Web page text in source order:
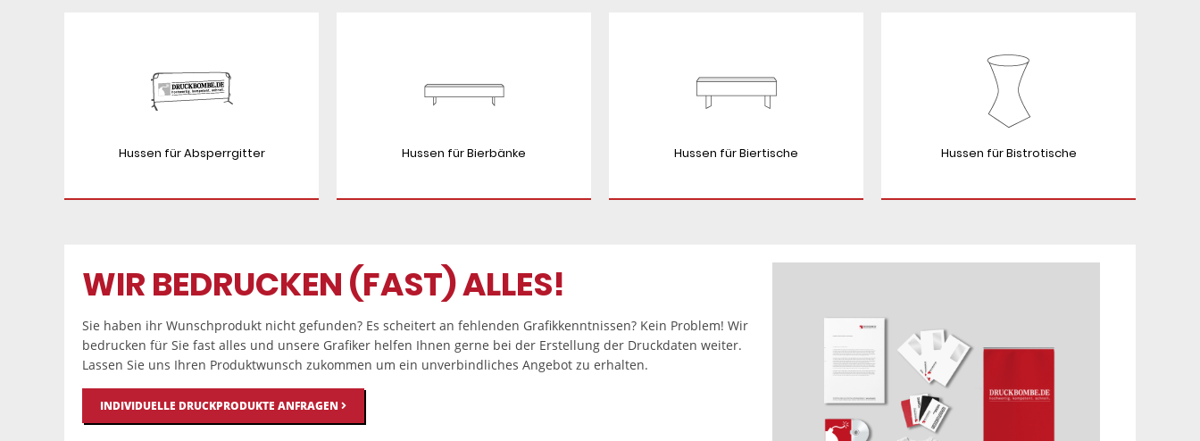
Hussen für Absperrgitter Hussen für Bierbänke Hussen für Biertische Hussen für Bistrotische
WIR BEDRUCKEN (FAST) ALLES!
Sie haben ihr Wunschprodukt nicht gefunden? Es scheitert an fehlenden Grafikkenntnissen? Kein Problem! Wir
bedrucken für Sie fast alles und unsere Grafiker helfen Ihnen gerne bei der Erstellung der Druckdaten weiter.
Lassen Sie uns Ihren Produktwunsch zukommen um ein unverbindliches Angebot zu erhalten.
INDIVIDUELLE DRUCKPRODUKTE ANFRAGEN